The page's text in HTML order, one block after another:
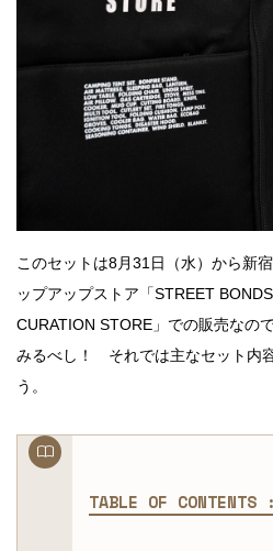
このセットは8月31日（水）から新
ップアップストア「STREET
CURATION STORE」での販売なの
みるべし！ それでは主なセット内
う。
TABLE OF CONTENTS :